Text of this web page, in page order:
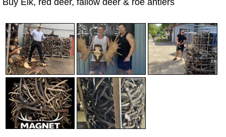
Buy Elk, red deer, fallow deer & roe antlers